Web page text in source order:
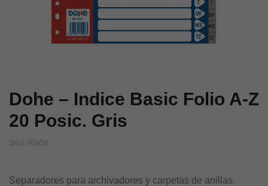
Dohe – Indice Basic Folio A-Z
20 Posic. Gris
SKU: 90456
Separadores para archivadores y carpetas de anillas.